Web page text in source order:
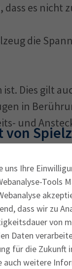
uns Ihre
Tools
dass wir zu
von
Daten
für die Zukunft
auch weitere
dass es nicht
die
Dies gilt
in
und
in Europa
Vorgaben
aufgeführt
am
einem